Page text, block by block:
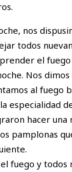
nos
todos
el
Nos
al fuego
especialidad
hacer una
pamplonas
fuego y todos